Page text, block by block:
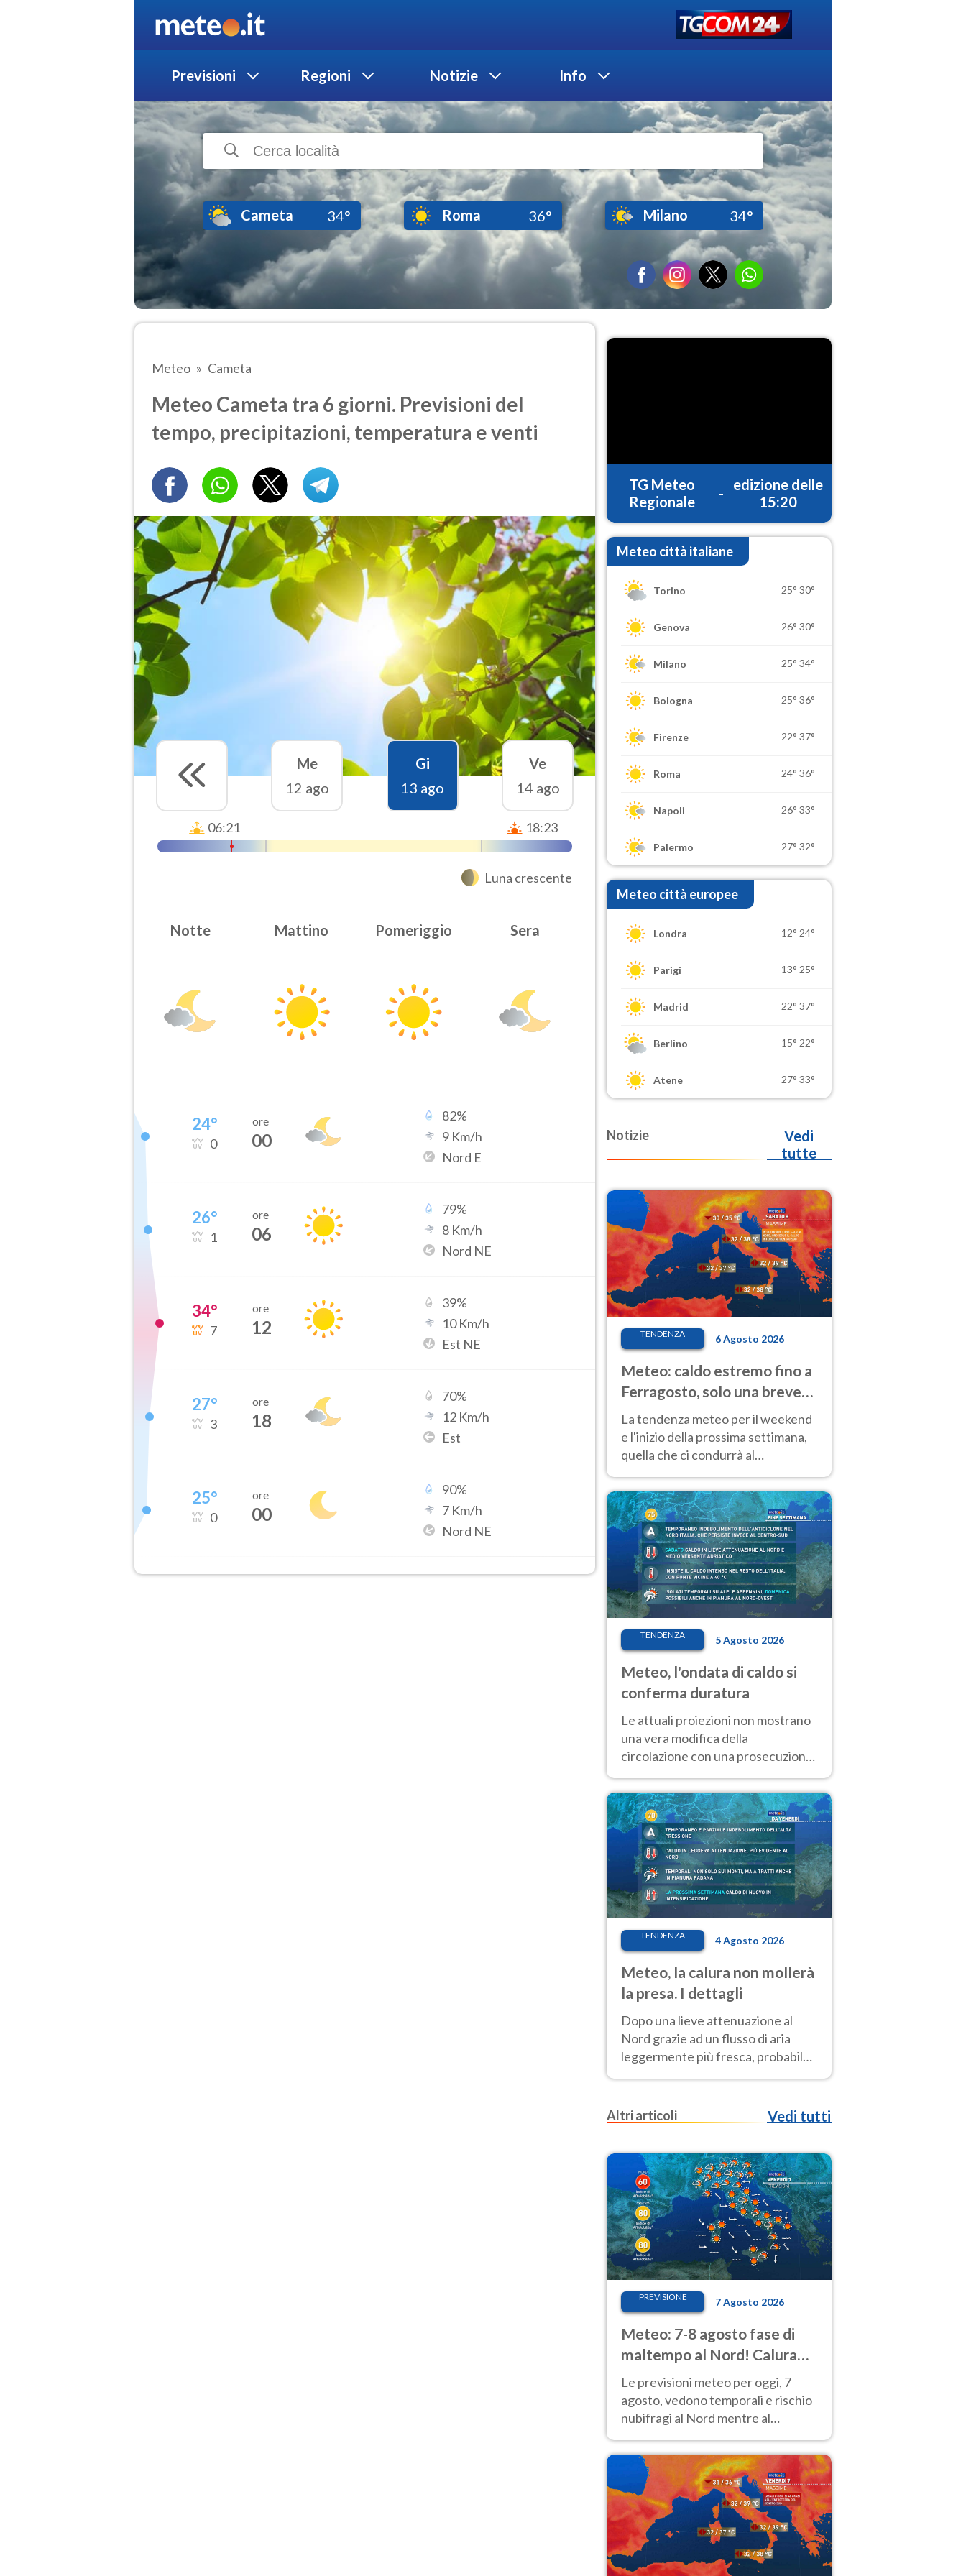
Previsioni Regioni Notizie Info
Cameta 34° Roma 36° Milano 34°
Meteo Cameta
Meteo Cameta tra 6 giorni. Previsioni del
tempo, precipitazioni, temperatura e venti
Me
12 ago
Gi
13 ago
Ve
14 ago
06:21 18:23
Luna crescente
Notte Mattino Pomeriggio Sera
24°
0
ore
00
82%
9 Km/h
Nord E
26°
1
ore
06
79%
8 Km/h
Nord NE
34°
7
ore
12
39%
10Km/h
Est NE
27°
3
ore
18
70%
12 Km/h
Est
25°
0
ore
00
90%
7 Km/h
Nord NE
TG Meteo
Regionale
-
edizione delle
15:20
Meteo città italiane
Torino 25° 30°
Genova 26° 30°
Milano 25° 34°
Bologna 25° 36°
Firenze 22° 37°
Roma 24° 36°
Napoli 26° 33°
Palermo 27° 32°
Meteo città europee
Londra 12° 24°
Parigi 13° 25°
Madrid 22° 37°
Berlino 15° 22°
Atene 27° 33°
Notizie
Vedi
tutte
TENDENZA 6 Agosto 2026
Meteo: caldo estremo fino a
Ferragosto, solo una breve
pausa. Ecco dove
La tendenza meteo per il weekend
e l'inizio della prossima settimana,
quella che ci condurrà al
temperature molto elevate
TENDENZA 5 Agosto 2026
Meteo, l'ondata di caldo si
conferma duratura
Le attuali proiezioni non mostrano
una vera modifica della
circolazione con una prosecuzione
giorni, compresa la settimana di
Ferragosto
TENDENZA 4 Agosto 2026
Meteo, la calura non mollerà
la presa. I dettagli
Dopo una lieve attenuazione al
Nord grazie ad un flusso di aria
leggermente più fresca, probabile
nuovo rinforzo dell’anticiclone
Altri articoli
Vedi tutti
PREVISIONE 7 Agosto 2026
Meteo: 7-8 agosto fase di
maltempo al Nord! Calura
fino a Ferragosto
Le previsioni meteo per oggi, 7
agosto, vedono temporali e rischio
nubifragi al Nord mentre al
molto intenso.